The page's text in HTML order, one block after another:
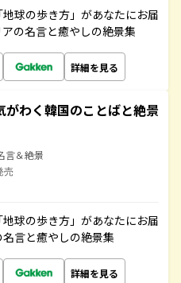
球の歩き方」があなたにお届
の名言と癒やしの絶景集
詳細を見る
がわく韓国のことばと絶景
言＆絶景
売
球の歩き方」があなたにお届
言と癒やしの絶景集
詳細を見る